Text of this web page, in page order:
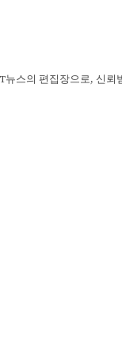
뉴스의 편집장으로, 신뢰